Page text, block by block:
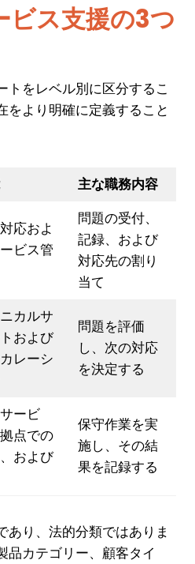
ビス支援の3つ
トをレベル別に区分するこ
をより明確に定義すること
主な職務内容
応およ
ビス管
問題の受付、
記録、および
対応先の割り
当て
カルサ
および
レーシ
問題を評価
し、次の対応
を決定する
ービ
点での
および
保守作業を実
施し、その結
果を記録する
あり、法的分類ではありま
品カテゴリー、顧客タイ